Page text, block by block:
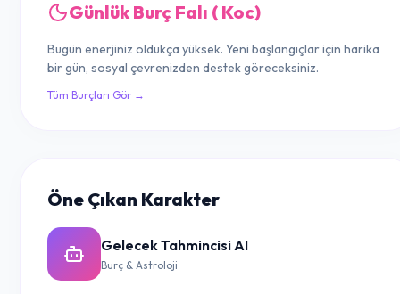
Günlük Burç Falı ( Koc)
Bugün enerjiniz oldukça yüksek. Yeni başlangıçlar için harika
bir gün, sosyal çevrenizden destek göreceksiniz.
Tüm Burçları Gör →
Öne Çıkan Karakter
Gelecek Tahmincisi AI
Burç & Astroloji